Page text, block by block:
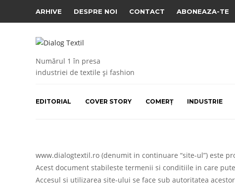
ARHIVE DESPRE NOI CONTACT ABONEAZA-TE
Numărul 1 în presa
industriei de textile și fashion
EDITORIAL COVER STORY COMERȚ INDUSTRIE
www.dialogtextil.ro (denumit in continuare “site-ul”) este
Acest document stabileste termenii si conditiile in care
Accesul si utilizarea site-ului se face sub autoritatea